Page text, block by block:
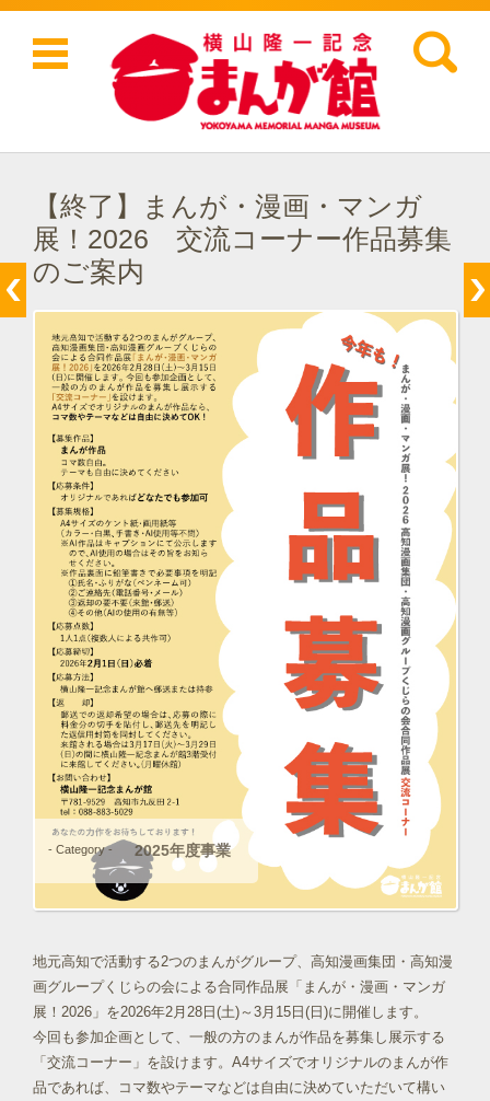
検索:
コンテンツに移動
【終了】まんが・漫画・マンガ
展！2026 交流コーナー作品募集
のご案内
- Category - 2025年度事業
地元高知で活動する2つのまんがグループ、高知漫画集団・高知漫
画グループくじらの会による合同作品展「まんが・漫画・マンガ
展！2026」を2026年2月28日(土)～3月15日(日)に開催します。
今回も参加企画として、一般の方のまんが作品を募集し展示する
「交流コーナー」を設けます。A4サイズでオリジナルのまんが作
品であれば、コマ数やテーマなどは自由に決めていただいて構い